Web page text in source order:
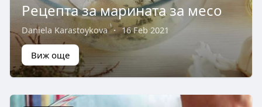
Рецепта за марината за месо
Daniela Karastoykova · 16 Feb 2021
Виж още